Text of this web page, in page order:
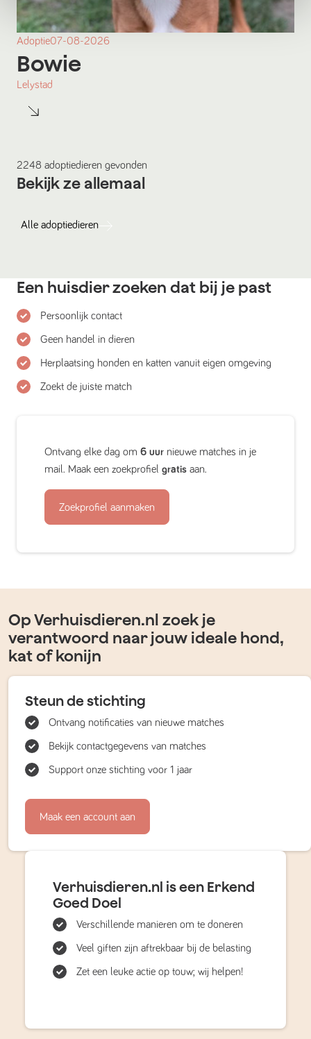
Adoptie07-08-2026
Bowie
Lelystad
2248 adoptiedieren gevonden
Bekijk ze allemaal
Alle adoptiedieren
Een huisdier zoeken dat bij je past
Persoonlijk contact
Geen handel in dieren
Herplaatsing honden en katten vanuit eigen omgeving
Zoekt de juiste match
Ontvang elke dag om 6 uur nieuwe matches in je
mail. Maak een zoekprofiel gratis aan.
Zoekprofiel aanmaken
Op Verhuisdieren.nl zoek je
verantwoord naar jouw ideale hond,
kat of konijn
Steun de stichting
Ontvang notificaties van nieuwe matches
Bekijk contactgegevens van matches
Support onze stichting voor 1 jaar
Maak een account aan
Verhuisdieren.nl is een Erkend
Goed Doel
Verschillende manieren om te doneren
Veel giften zijn aftrekbaar bij de belasting
Zet een leuke actie op touw; wij helpen!